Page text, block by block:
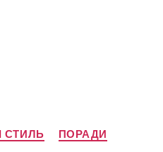
Категорії
СТИЛЬ ПОРАДИ